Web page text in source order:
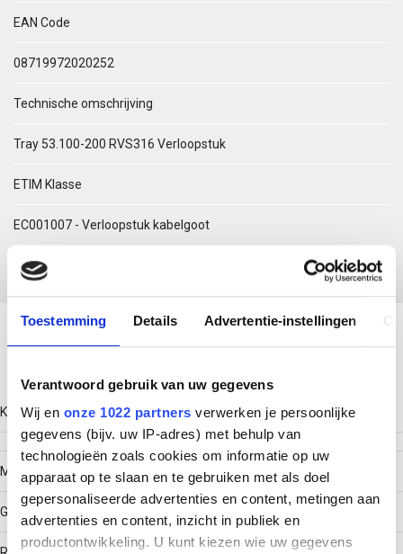
Toestemming Details Advertentie-instellingen
Verantwoord gebruik van uw gegevens
Wij en onze 1022 partners verwerken je persoonlijke
gegevens (bijv. uw IP-adres) met behulp van
technologieën zoals cookies om informatie op uw
apparaat op te slaan en te gebruiken met als doel
gepersonaliseerde advertenties en content, metingen aan
advertenties en content, inzicht in publiek en
productontwikkeling. U kunt kiezen wie uw gegevens
EAN Code
08719972020252
Technische omschrijving
Tray 53.100-200 RVS316 Verloopstuk
ETIM Klasse
EC001007 - Verloopstuk kabelgoot
Kleur
Model
Geïntegreerde verbinder